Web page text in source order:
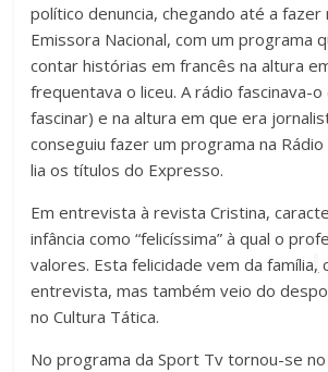
político denuncia, chegando até a fazer
Emissora Nacional, com um programa
contar histórias em francês na altura
frequentava o liceu. A rádio fascinava-o
fascinar) e na altura em que era
conseguiu fazer um programa na
lia os títulos do Expresso.
Em entrevista à revista Cristina,
infância como “felicíssima” à qual o
valores. Esta felicidade vem da família,
entrevista, mas também veio do
no Cultura Tática.
No programa da Sport Tv tornou-se